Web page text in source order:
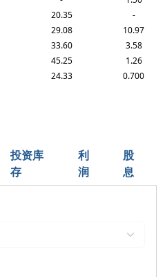
20.35
-
29.08
10.97
33.60
3.58
45.25
1.26
24.33 0.700
投资库
存
利
润
股
息